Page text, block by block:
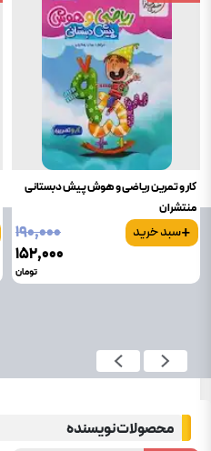
کار و تمرین ریاضی و هوش پیش دبستانی
منتشران
+سبد خرید
۱۹۰٬۰۰۰
۱۵۲٬۰۰۰
تومان
محصولات نویسنده